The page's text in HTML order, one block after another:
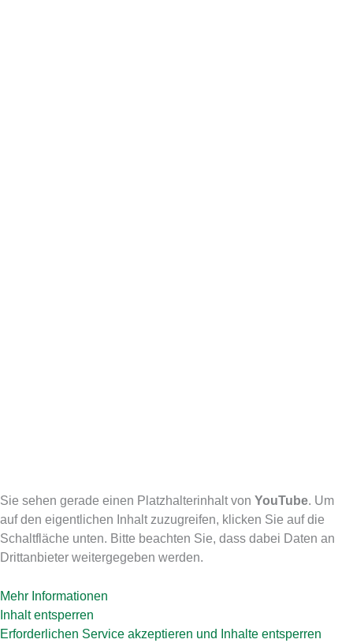
Sie sehen gerade einen Platzhalterinhalt von YouTube. Um
auf den eigentlichen Inhalt zuzugreifen, klicken Sie auf die
Schaltfläche unten. Bitte beachten Sie, dass dabei Daten an
Drittanbieter weitergegeben werden.
Mehr Informationen
Inhalt entsperren
Erforderlichen Service akzeptieren und Inhalte entsperren